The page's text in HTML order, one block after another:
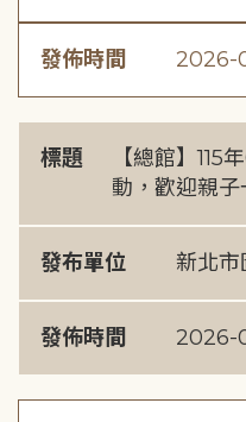
發佈時間 2026-
標題
【總館】
動，歡迎親
發布單位 新北市
發佈時間 2026-